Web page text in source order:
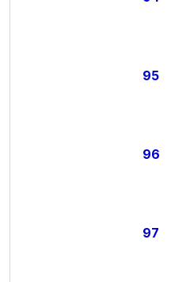
95
96
97